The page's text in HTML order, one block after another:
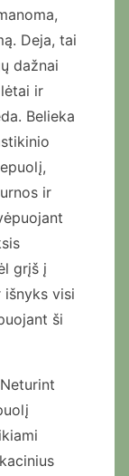
Deja, tai
dažnai
ir
Belieka
ir
grįš į
išnyks visi
ši